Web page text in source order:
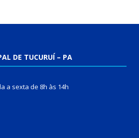
DE TUCURUÍ – PA
a sexta de 8h às 14h